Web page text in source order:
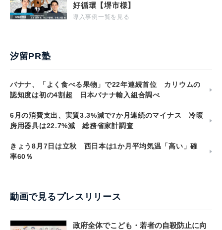
好循環【堺市様】
導入事例一覧を見る
汐留PR塾
バナナ、「よく食べる果物」で22年連続首位 カリウムの
認知度は初の4割超 日本バナナ輸入組合調べ
6月の消費支出、実質3.3%減で7か月連続のマイナス 冷暖
房用器具は22.7%減 総務省家計調査
きょう8月7日は立秋 西日本は1か月平均気温「高い」確
率60％
動画で見るプレスリリース
政府全体でこども・若者の自殺防止に向